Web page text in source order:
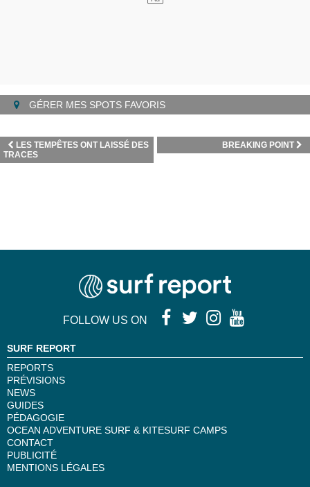
GÉRER MES SPOTS FAVORIS
BREAKING POINT
LES TEMPÊTES ONT LAISSÉ DES
TRACES
FOLLOW US ON
SURF REPORT
REPORTS
PRÉVISIONS
NEWS
GUIDES
PÉDAGOGIE
OCEAN ADVENTURE SURF & KITESURF CAMPS
CONTACT
PUBLICITÉ
MENTIONS LÉGALES